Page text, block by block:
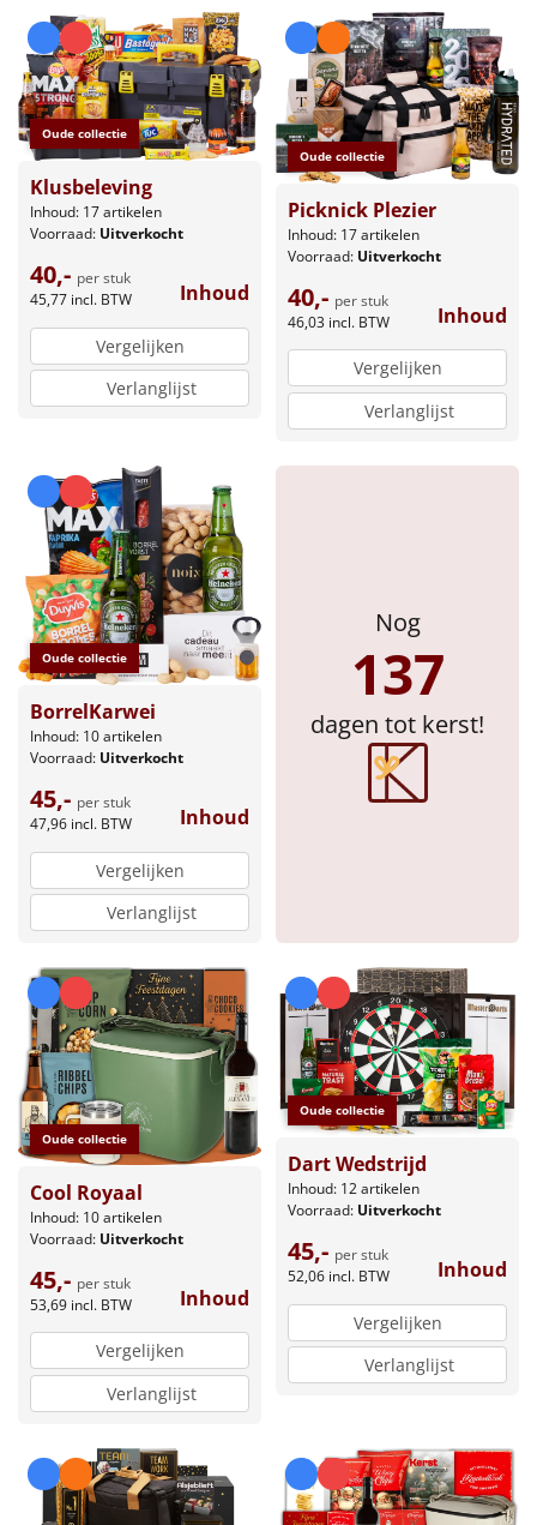
Slowcooker POPULAIR
Noodradio NIEUW
Deken (fleece plaid)
Alle artikelen
Overige
Personeel
Sinterklaaspakketten
Particulier
Kerstgeschenken 2026
Relatiegeschenken
Cadeaubon
Alle overige
Oude collectie
Klusbeleving
Inhoud: 17 artikelen
Voorraad: Uitverkocht
40,- per stuk
45,77 incl. BTW Inhoud
Vergelijken
Verlanglijst
Oude collectie
Picknick Plezier
Inhoud: 17 artikelen
Voorraad: Uitverkocht
40,- per stuk
46,03 incl. BTW Inhoud
Vergelijken
Verlanglijst
Oude collectie
BorrelKarwei
Inhoud: 10 artikelen
Voorraad: Uitverkocht
45,- per stuk
47,96 incl. BTW Inhoud
Vergelijken
Verlanglijst
Nog
137
dagen tot kerst!
Oude collectie
Cool Royaal
Inhoud: 10 artikelen
Voorraad: Uitverkocht
45,- per stuk
53,69 incl. BTW Inhoud
Vergelijken
Verlanglijst
Oude collectie
Dart Wedstrijd
Inhoud: 12 artikelen
Voorraad: Uitverkocht
45,- per stuk
52,06 incl. BTW Inhoud
Vergelijken
Verlanglijst